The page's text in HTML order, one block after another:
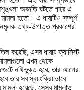
অবনতি ঘটতে পারে এ
মামলা হতো। এ ধারাটিও সম্পূর্ণ
তথ্য-উপাত্ত প্রকাশের
করেছি, এসব ধারায় ফ্যাসিস্ট
এখন থেকে
নথিভুক্ত হবে, তার আগের
তার সব স্বয়ংক্রিয়ভাবে
মামলা হয়েছে, সেসব মামলাও